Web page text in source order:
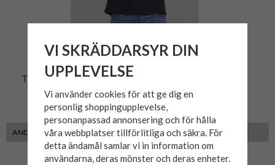
T-shirt STAR Dark Navy
259 kr
ANDRA KUNDER MED SAMMA PASSFORM VALDE ÄVEN
VI SKRÄDDARSYR DIN
UPPLEVELSE
Vi använder cookies för att ge dig en
personlig shoppingupplevelse,
personanpassad annonsering och för hålla
våra webbplatser tillförlitliga och säkra. För
detta ändamål samlar vi in information om
användarna, deras mönster och deras enheter.